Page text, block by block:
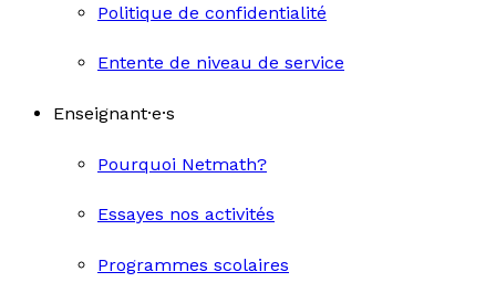
Politique de confidentialité
Entente de niveau de service
Enseignant·e·s
Pourquoi Netmath?
Essayes nos activités
Programmes scolaires